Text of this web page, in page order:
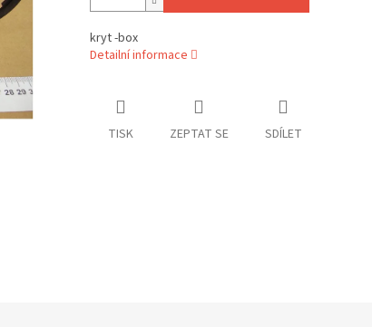
kryt -box
Detailní informace
TISK ZEPTAT SE SDÍLET